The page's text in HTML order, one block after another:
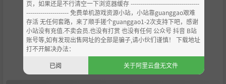
页，如果还是不行清空一下浏览器缓存 ----------------------------------
--------------------- 免费单机游戏资源小站，小站靠guanggao艰难
存活 无任何套路，来了顺手搓个guanggao1-2次支持下吧，感谢
小站没有充值.不卖会员.也没有打赏 也没有任何 公众号 抖音 B站
账号等,如有发现出售网址的全部是骗子,请小伙们谨慎！ 下载地址
打不开解决办法：
已阅
关于阿里云盘无文件